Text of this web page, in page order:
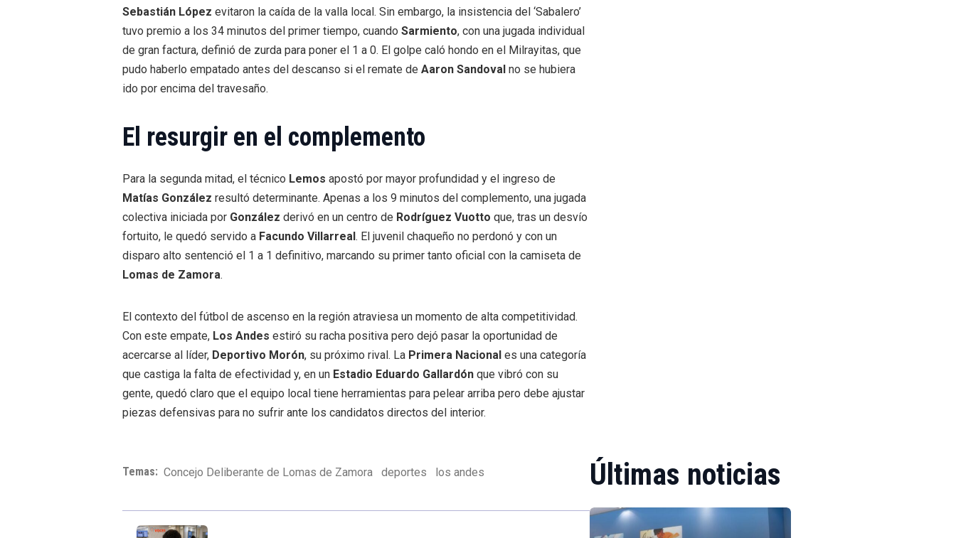
Sebastián López evitaron la caída de la valla local. Sin embargo, la insistencia del ‘Sabalero’
tuvo premio a los 34 minutos del primer tiempo, cuando Sarmiento, con una jugada individual
de gran factura, definió de zurda para poner el 1 a 0. El golpe caló hondo en el Milrayitas, que
pudo haberlo empatado antes del descanso si el remate de Aaron Sandoval no se hubiera
ido por encima del travesaño.
El resurgir en el complemento
Para la segunda mitad, el técnico Lemos apostó por mayor profundidad y el ingreso de
Matías González resultó determinante. Apenas a los 9 minutos del complemento, una jugada
colectiva iniciada por González derivó en un centro de Rodríguez Vuotto que, tras un desvío
fortuito, le quedó servido a Facundo Villarreal. El juvenil chaqueño no perdonó y con un
disparo alto sentenció el 1 a 1 definitivo, marcando su primer tanto oficial con la camiseta de
Lomas de Zamora.
El contexto del fútbol de ascenso en la región atraviesa un momento de alta competitividad.
Con este empate, Los Andes estiró su racha positiva pero dejó pasar la oportunidad de
acercarse al líder, Deportivo Morón, su próximo rival. La Primera Nacional es una categoría
que castiga la falta de efectividad y, en un Estadio Eduardo Gallardón que vibró con su
gente, quedó claro que el equipo local tiene herramientas para pelear arriba pero debe ajustar
piezas defensivas para no sufrir ante los candidatos directos del interior.
Temas: Concejo Deliberante de Lomas de Zamora deportes los andes Últimas noticias